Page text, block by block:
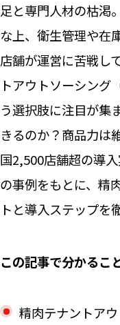
足と専門人材の枯渇
な上、衛生管理や在
店舗が運営に苦戦し
トアウトソーシング
う選択肢に注目が集
きるのか？商品力は
国2,500店舗超の導
の事例をもとに、精
トと導入ステップを
この記事で分かるこ
精肉テナントア